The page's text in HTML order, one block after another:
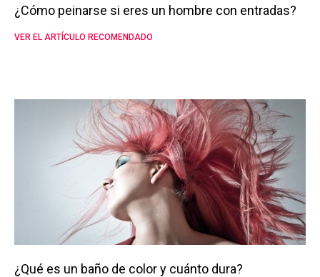
¿Cómo peinarse si eres un hombre con entradas?
VER EL ARTÍCULO RECOMENDADO
¿Qué es un baño de color y cuánto dura?